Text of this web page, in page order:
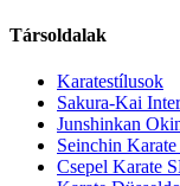
Társoldalak
Karatestílusok
Sakura-Kai
Junshinkan
Seinchin Karate
Csepel Karate